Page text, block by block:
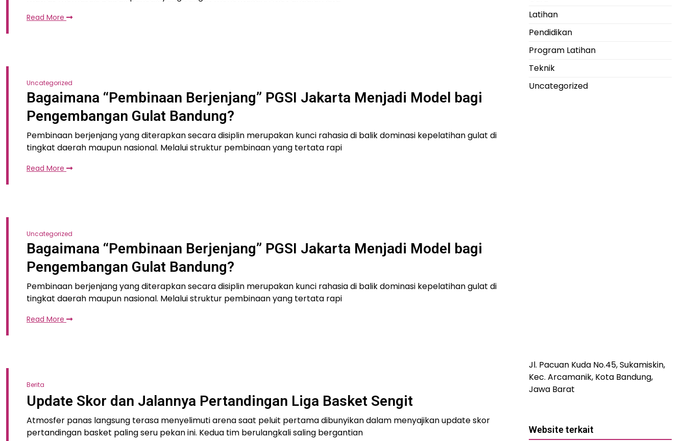
Read More
Uncategorized
Bagaimana “Pembinaan Berjenjang” PGSI Jakarta Menjadi Model bagi
Pengembangan Gulat Bandung?
Pembinaan berjenjang yang diterapkan secara disiplin merupakan kunci rahasia di balik dominasi kepelatihan gulat di
tingkat daerah maupun nasional. Melalui struktur pembinaan yang tertata rapi
Read More
Uncategorized
Bagaimana “Pembinaan Berjenjang” PGSI Jakarta Menjadi Model bagi
Pengembangan Gulat Bandung?
Pembinaan berjenjang yang diterapkan secara disiplin merupakan kunci rahasia di balik dominasi kepelatihan gulat di
tingkat daerah maupun nasional. Melalui struktur pembinaan yang tertata rapi
Read More
Berita
Update Skor dan Jalannya Pertandingan Liga Basket Sengit
Atmosfer panas langsung terasa menyelimuti arena saat peluit pertama dibunyikan dalam menyajikan update skor
pertandingan basket paling seru pekan ini. Kedua tim berulangkali saling bergantian
Latihan
Pendidikan
Program Latihan
Teknik
Uncategorized
Jl. Pacuan Kuda No.45, Sukamiskin,
Kec. Arcamanik, Kota Bandung,
Jawa Barat
Website terkait